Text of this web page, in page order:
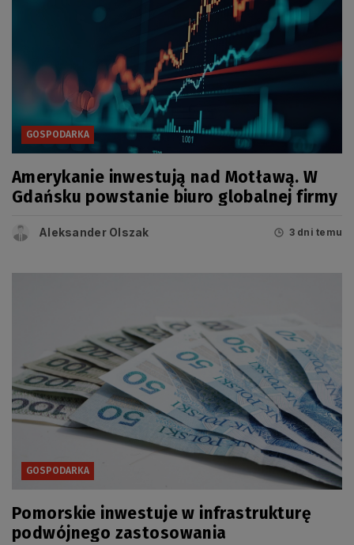
GOSPODARKA
Amerykanie inwestują nad Motławą. W
Gdańsku powstanie biuro globalnej firmy
Aleksander Olszak 3 dni temu
GOSPODARKA
Pomorskie inwestuje w infrastrukturę
podwójnego zastosowania